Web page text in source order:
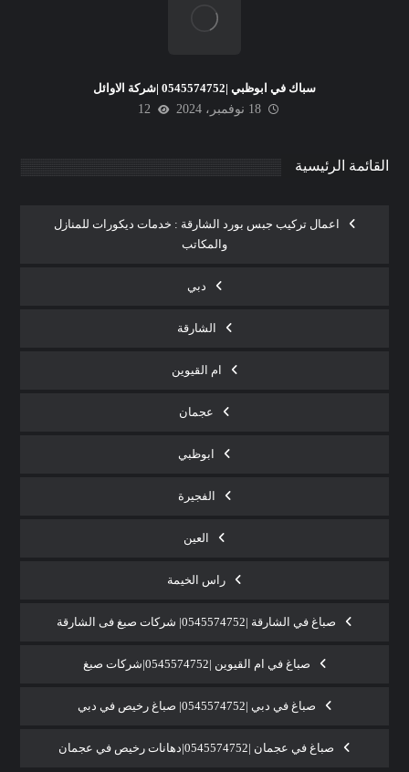
سباك في ابوظبي |0545574752 |شركة الاوائل
18 نوفمبر، 2024
12
القائمة الرئيسية
اعمال تركيب جبس بورد الشارقة : خدمات ديكورات للمنازل
والمكاتب
دبي
الشارقة
ام القيوين
عجمان
ابوظبي
الفجيرة
العين
راس الخيمة
صباغ في الشارقة |0545574752| شركات صبغ فى الشارقة
صباغ في ام القيوين |0545574752|شركات صبغ
صباغ في دبي |0545574752| صباغ رخيص في دبي
صباغ في عجمان |0545574752|دهانات رخيص في عجمان